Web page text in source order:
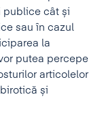
publice cât și
sau în cazul
la
putea percepe
articolelor
și